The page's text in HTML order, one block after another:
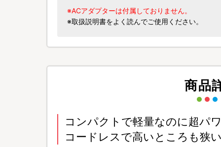
※ACアダプターは付属しておりません。
※取扱説明書をよく読んでご使用ください。
商品
コンパクトで軽量なのに超パ
コードレスで高いところも狭